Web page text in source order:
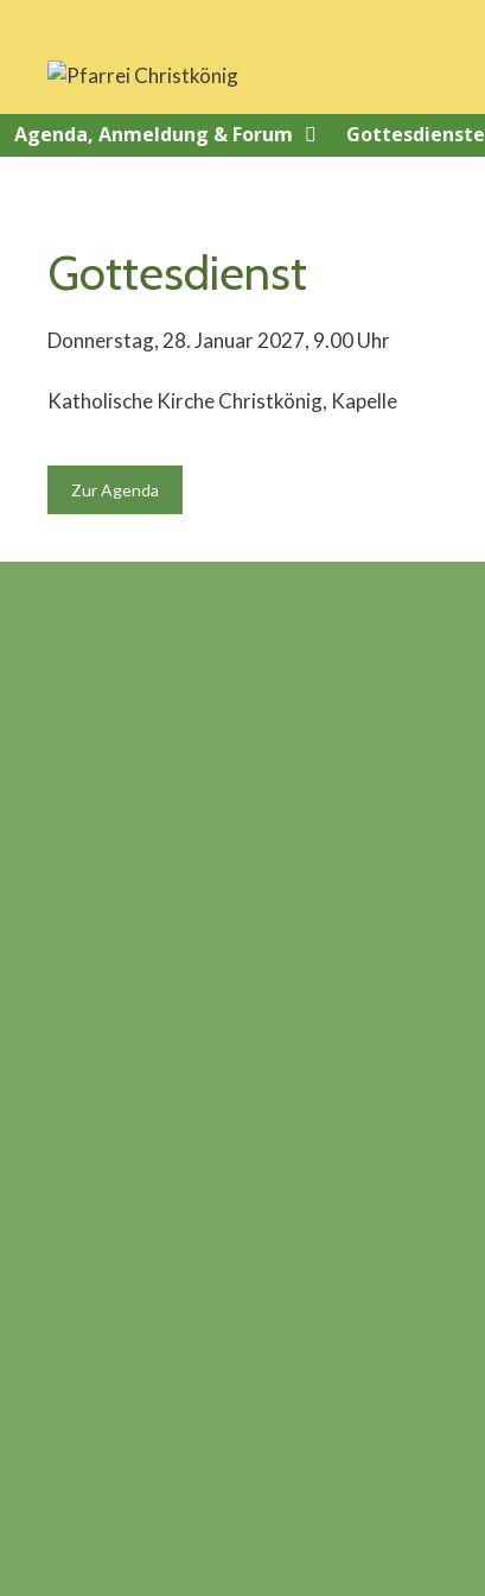
Inhalt
Agenda, Anmeldung & Forum Gottesdienste
Gottesdienst
Donnerstag, 28. Januar 2027, 9.00 Uhr
Katholische Kirche Christkönig, Kapelle
Zur Agenda